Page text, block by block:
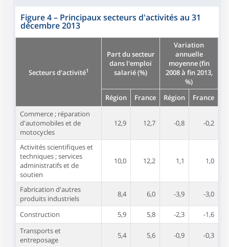
Figure 4– Principaux secteurs d'activités au 31
décembre 2013
Secteurs d'activité1
Part du secteur
dans l'emploi
salarié (%)
Variation
annuelle
moyenne (fin
2008 à fin 2013,
%)
Région
France Région
France
Commerce ; réparation
d'automobiles et de
motocycles
12,9 12,7 -0,8 -0,2
Activités scientifiques et
techniques ; services
administratifs et de
soutien
10,0 12,2 1,1 1,0
Fabrication d'autres
produits industriels
8,4 6,0 -3,9 -3,0
Construction 5,9 5,8 -2,3
-1,6
Transports et
entreposage
5,4 5,6 -0,9 -0,3